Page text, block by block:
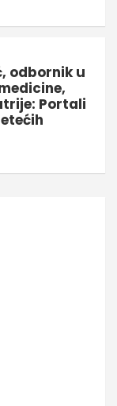
odbornik u
Portali